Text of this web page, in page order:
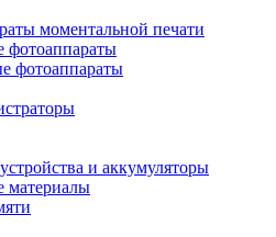
моментальной печати
фотоаппараты
и аккумуляторы
материалы